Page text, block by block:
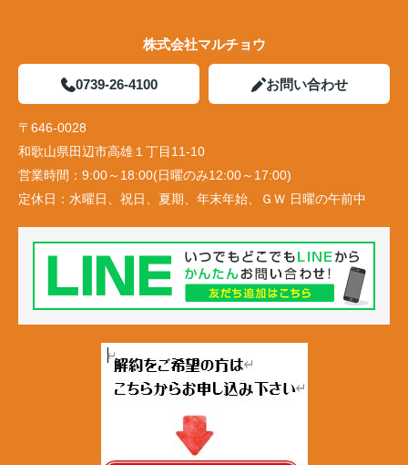
株式会社マルチョウ
0739-26-4100 お問い合わせ
〒646-0028
和歌山県田辺市高雄１丁目11-10
営業時間： 9:00～18:00(日曜のみ12:00～17:00)
定休日： 水曜日、祝日、夏期、年末年始、ＧＷ 日曜の午前中